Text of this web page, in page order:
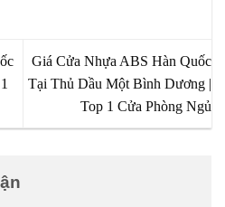
Giá Cửa Nhựa ABS Hàn Quốc
Tại Thủ Dầu Một Bình Dương |
Top 1 Cửa Phòng Ngủ